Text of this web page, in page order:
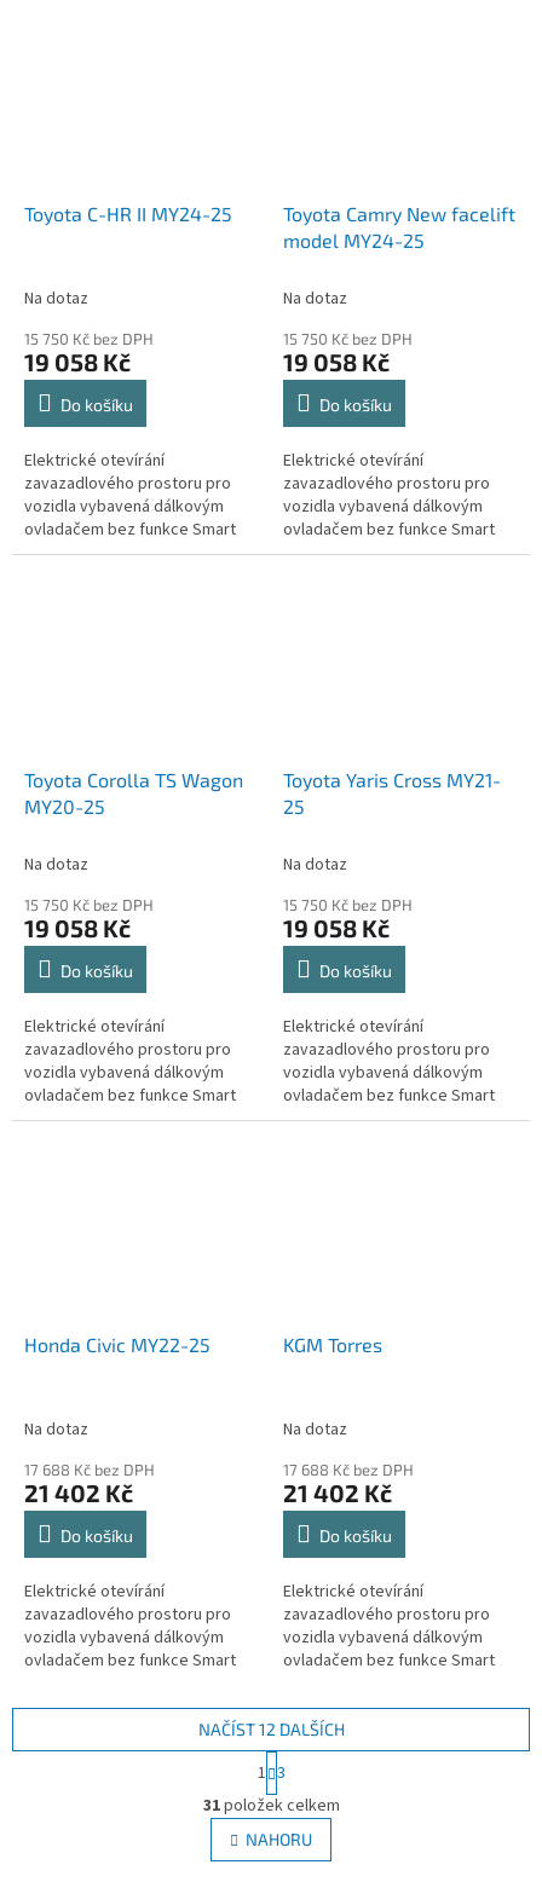
Toyota C-HR II MY24-25
Na dotaz
15 750 Kč bez DPH
19 058 Kč
Do košíku
Elektrické otevírání
zavazadlového prostoru pro
vozidla vybavená dálkovým
ovladačem bez funkce Smart
key (bezklíčový přístup,
Toyota Camry New facelift
model MY24-25
Na dotaz
15 750 Kč bez DPH
19 058 Kč
Do košíku
Elektrické otevírání
zavazadlového prostoru pro
vozidla vybavená dálkovým
ovladačem bez funkce Smart
key (bezklíčový přístup,
Toyota Corolla TS Wagon
MY20-25
Na dotaz
15 750 Kč bez DPH
19 058 Kč
Do košíku
Elektrické otevírání
zavazadlového prostoru pro
vozidla vybavená dálkovým
ovladačem bez funkce Smart
key (bezklíčový přístup,
Toyota Yaris Cross MY21-
25
Na dotaz
15 750 Kč bez DPH
19 058 Kč
Do košíku
Elektrické otevírání
zavazadlového prostoru pro
vozidla vybavená dálkovým
ovladačem bez funkce Smart
key (bezklíčový přístup,
Honda Civic MY22-25
Na dotaz
17 688 Kč bez DPH
21 402 Kč
Do košíku
Elektrické otevírání
zavazadlového prostoru pro
vozidla vybavená dálkovým
ovladačem bez funkce Smart
Keyless, Kessy).
KGM Torres
Na dotaz
17 688 Kč bez DPH
21 402 Kč
Do košíku
Elektrické otevírání
zavazadlového prostoru pro
vozidla vybavená dálkovým
ovladačem bez funkce Smart
Keyless, Kessy).
O
v
l
á
NAČÍST 12 DALŠÍCH
t
r
á
n
k
1 3
31položek celkem
NAHORU